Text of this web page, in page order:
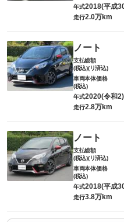
年式2018(平成
走行2.0万km
ノート
支払総額
(税込)(リ済込)
車両本体価格
(税込)
年式2020(令和
走行2.8万km
ノート
支払総額
(税込)(リ済込)
車両本体価格
(税込)
年式2018(平成
走行3.8万km